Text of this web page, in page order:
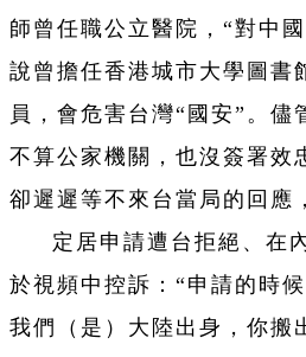
師曾任職公立醫院，“對中
說曾擔任香港城市大學圖書
員，會危害台灣“國安”。儘
不算公家機關，也沒簽署效
卻遲遲等不來台當局的回應
定居申請遭台拒絕、在
於視頻中控訴：“申請的時
我們（是）大陸出身，你搬